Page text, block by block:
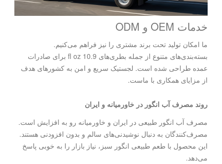
خدمات OEM و ODM
ما امکان تولید تحت برند مشتری را نیز فراهم می‌کنیم.
بسته‌بندی‌های متنوع از جمله بطری‌های 10.9 fl oz برای صادرات
عمده طراحی شده است. لجستیک سریع و امن به کشورهای هدف
از مزایای همکاری با ماست.
روند مصرف آب انگور در خاورمیانه و ایران
مصرف آب انگور طبیعی در ایران و خاورمیانه رو به افزایش است.
مصرف‌کنندگان به دنبال نوشیدنی‌های سالم و بدون افزودنی هستند.
این محصول با طعم طبیعی انگور سبز، نیاز بازار را به خوبی پاسخ
می‌دهد.